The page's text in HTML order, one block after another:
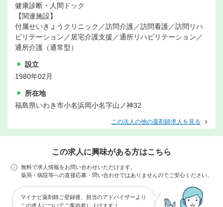
健康診断・人間ドック
【関連施設】
付属せいきょうクリニック／訪問介護／訪問看護／訪問リハ
ビリテーション／居宅介護支援／通所リハビリテーション／
通所介護（通常型）
設立
1980年02月
所在地
福島県いわき市小名浜岡小名字山ノ神32
この法人の他の薬剤師求人を見る
この求人に興味がある方はこちら
無料で求人情報をお問い合わせいただけます。
薬局・病院等への直接応募・問い合わせではありませんのでご安心ください。
マイナビ薬剤師ご登録後、担当のアドバイザーより
この求人についてご案内差し上げます！